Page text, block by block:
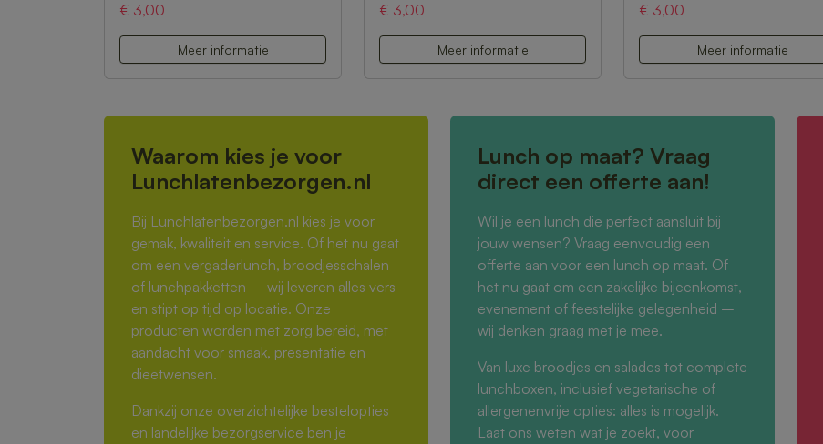
€ 3,00
Meer informatie
€ 3,00
Meer informatie
€ 3,00
Meer informatie
Waarom kies je voor
Lunchlatenbezorgen.nl
Bij Lunchlatenbezorgen.nl kies je voor
gemak, kwaliteit en service. Of het nu gaat
om een vergaderlunch, broodjesschalen
of lunchpakketten – wij leveren alles vers
en stipt op tijd op locatie. Onze
producten worden met zorg bereid, met
aandacht voor smaak, presentatie en
dieetwensen.
Dankzij onze overzichtelijke bestelopties
en landelijke bezorgservice ben je
Lunch op maat? Vraag
direct een offerte aan!
Wil je een lunch die perfect aansluit bij
jouw wensen? Vraag eenvoudig een
offerte aan voor een lunch op maat. Of
het nu gaat om een zakelijke bijeenkomst,
evenement of feestelijke gelegenheid –
wij denken graag met je mee.
Van luxe broodjes en salades tot complete
lunchboxen, inclusief vegetarische of
allergenenvrije opties: alles is mogelijk.
Laat ons weten wat je zoekt, voor